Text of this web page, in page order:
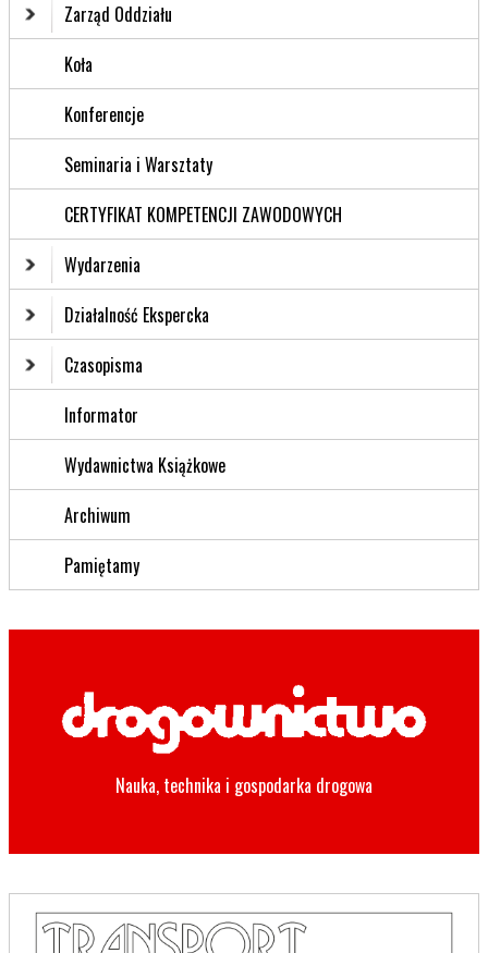
Zarząd Oddziału
Koła
Konferencje
Seminaria i Warsztaty
CERTYFIKAT KOMPETENCJI ZAWODOWYCH
Wydarzenia
Działalność Ekspercka
Czasopisma
Informator
Wydawnictwa Książkowe
Archiwum
Pamiętamy
Nauka, technika i gospodarka drogowa